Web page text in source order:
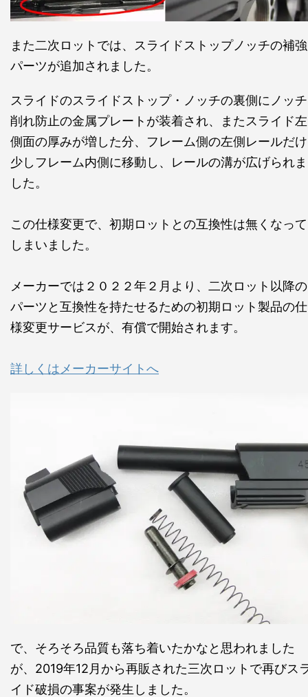
また二次ロットでは、スライドストップノッチの補強
パーツが追加されました。
スライドのスライドストップ・ノッチの裏側にノッチ
削れ防止の金属プレートが装着され、またスライド左
側面の厚みが増した分、フレーム側の左側レールだけ
少しフレーム内側に移動し、レールの溝が広げられま
した。
この仕様変更で、初期ロットとの互換性は無くなって
しまいました。
メーカーでは２０２２年２月より、二次ロット以降の
パーツと互換性を持たせるための初期ロット製品の仕
様変更サービスが、有償で開始されます。
詳しくはメーカーサイトへ
で、そろそろ品質も落ち着いたかなと思われました
が、2019年12月から再販された三次ロットで再びス
イド破損の事案が発生しました。